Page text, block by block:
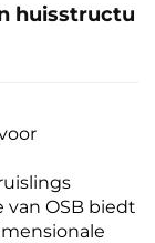
huisstructu
OSB biedt